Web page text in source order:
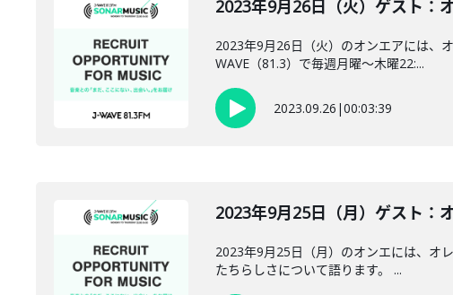
2023年9月26日（火）ゲスト：
2023年9月26日（火）のオンエアには、
WAVE（81.3）で毎週月曜～木曜22:...
2023.09.26 |00:03:39
2023年9月25日（月）ゲスト：
2023年9月25日（月）のオンエには、オ
たちらしさについて語ります。 ...